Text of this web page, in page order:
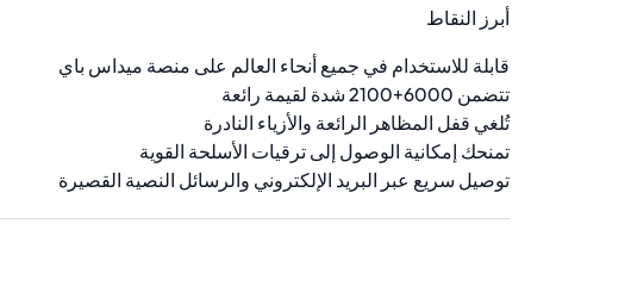
أبرز النقاط
قابلة للاستخدام في جميع أنحاء العالم على منصة ميداس باي
تتضمن 6000+2100 شدة لقيمة رائعة
تُلغي قفل المظاهر الرائعة والأزياء النادرة
تمنحك إمكانية الوصول إلى ترقيات الأسلحة القوية
توصيل سريع عبر البريد الإلكتروني والرسائل النصية القصيرة